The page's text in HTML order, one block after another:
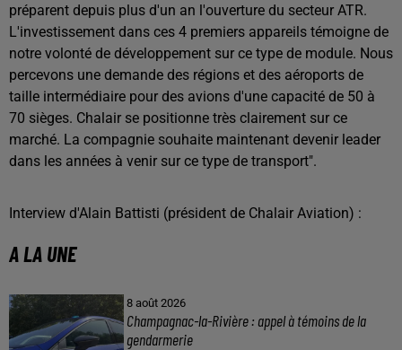
préparent depuis plus d'un an l'ouverture du secteur ATR.
L'investissement dans ces 4 premiers appareils témoigne de
notre volonté de développement sur ce type de module. Nous
percevons une demande des régions et des aéroports de
taille intermédiaire pour des avions d'une capacité de 50 à
70 sièges. Chalair se positionne très clairement sur ce
marché. La compagnie souhaite maintenant devenir leader
dans les années à venir sur ce type de transport".
Interview d'Alain Battisti (président de Chalair Aviation) :
A LA UNE
8 août 2026
Champagnac-la-Rivière : appel à témoins de la
gendarmerie